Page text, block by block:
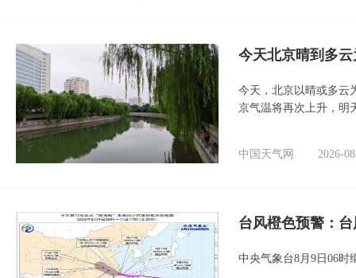
今天北京晴到多
今天，北京以晴或多云
京气温将再次上升，明
中国天气网 2026-
台风橙色预警：
中央气象台8月9日06时